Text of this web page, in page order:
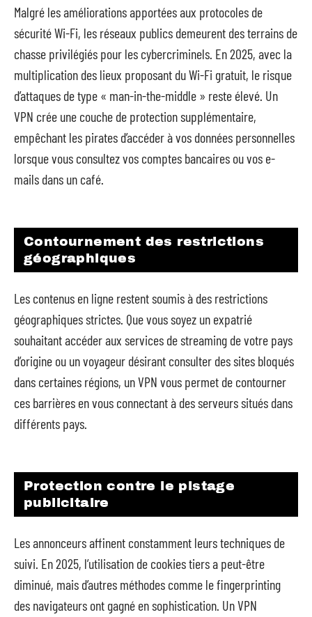
Malgré les améliorations apportées aux protocoles de
sécurité Wi-Fi, les réseaux publics demeurent des terrains de
chasse privilégiés pour les cybercriminels. En 2025, avec la
multiplication des lieux proposant du Wi-Fi gratuit, le risque
d’attaques de type « man-in-the-middle » reste élevé. Un
VPN crée une couche de protection supplémentaire,
empêchant les pirates d’accéder à vos données personnelles
lorsque vous consultez vos comptes bancaires ou vos e-
mails dans un café.
Contournement des restrictions
géographiques
Les contenus en ligne restent soumis à des restrictions
géographiques strictes. Que vous soyez un expatrié
souhaitant accéder aux services de streaming de votre pays
d’origine ou un voyageur désirant consulter des sites bloqués
dans certaines régions, un VPN vous permet de contourner
ces barrières en vous connectant à des serveurs situés dans
différents pays.
Protection contre le pistage
publicitaire
Les annonceurs affinent constamment leurs techniques de
suivi. En 2025, l’utilisation de cookies tiers a peut-être
diminué, mais d’autres méthodes comme le fingerprinting
des navigateurs ont gagné en sophistication. Un VPN